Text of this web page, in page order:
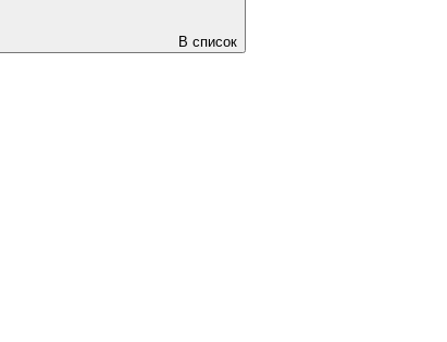
В список